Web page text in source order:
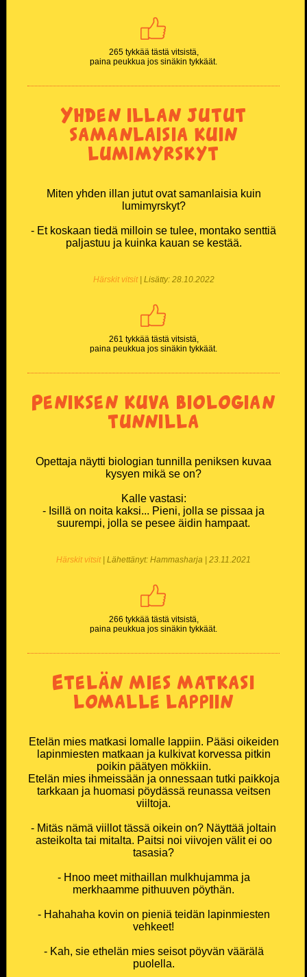
265 tykkää tästä vitsistä,
paina peukkua jos sinäkin tykkäät.
Yhden illan jutut
samanlaisia kuin
lumimyrskyt
Miten yhden illan jutut ovat samanlaisia kuin
lumimyrskyt?
- Et koskaan tiedä milloin se tulee, montako senttiä
paljastuu ja kuinka kauan se kestää.
Härskit vitsit| Lisätty: 28.10.2022
261 tykkää tästä vitsistä,
paina peukkua jos sinäkin tykkäät.
Peniksen kuva biologian
tunnilla
Opettaja näytti biologian tunnilla peniksen kuvaa
kysyen mikä se on?
Kalle vastasi:
- Isillä on noita kaksi... Pieni, jolla se pissaa ja
suurempi, jolla se pesee äidin hampaat.
Härskit vitsit| Lähettänyt: Hammasharja | 23.11.2021
266 tykkää tästä vitsistä,
paina peukkua jos sinäkin tykkäät.
Etelän mies matkasi
lomalle lappiin
Etelän mies matkasi lomalle lappiin. Pääsi oikeiden
lapinmiesten matkaan ja kulkivat korvessa pitkin
poikin päätyen mökkiin.
Etelän mies ihmeissään ja onnessaan tutki paikkoja
tarkkaan ja huomasi pöydässä reunassa veitsen
viiltoja.
- Mitäs nämä viillot tässä oikein on? Näyttää joltain
asteikolta tai mitalta. Paitsi noi viivojen välit ei oo
tasasia?
- Hnoo meet mithaillan mulkhujamma ja
merkhaamme pithuuven pöythän.
- Hahahaha kovin on pieniä teidän lapinmiesten
vehkeet!
- Kah, sie ethelän mies seisot pöyvän väärälä
puolella.